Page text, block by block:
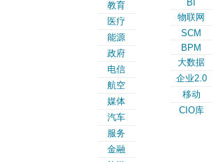
教育
医疗
能源
政府
电信
航空
媒体
汽车
服务
金融
BI
物联网
SCM
BPM
大数据
企业2.0
移动
CIO库